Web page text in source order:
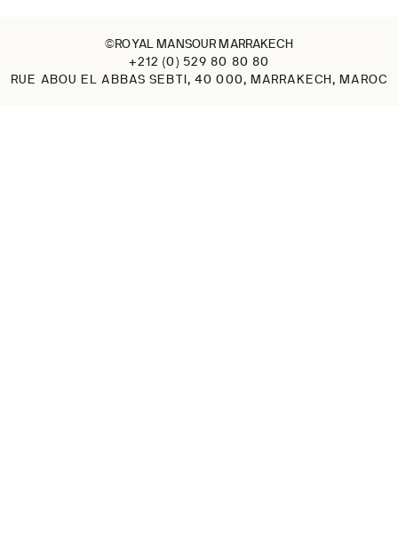
©ROYAL MANSOUR MARRAKECH
+212 (0) 529 80 80 80
RUE ABOU EL ABBAS SEBTI, 40 000, MARRAKECH, MAROC